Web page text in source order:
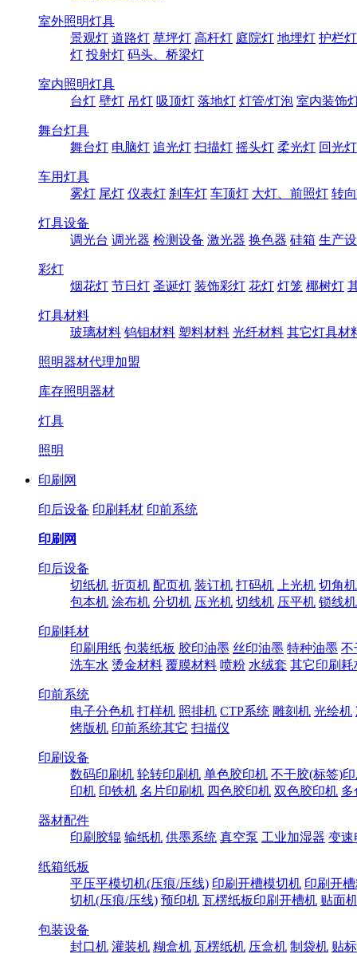
室外照明灯具
景观灯 道路灯 草坪灯 高杆灯 庭院灯 地埋灯 护栏灯
灯 投射灯 码头、桥梁灯
室内照明灯具
台灯 壁灯 吊灯 吸顶灯 落地灯 灯管/灯泡 室内装饰
舞台灯具
舞台灯 电脑灯 追光灯 扫描灯 摇头灯 柔光灯 回光灯
车用灯具
雾灯 尾灯 仪表灯 刹车灯 车顶灯 大灯、前照灯 转
灯具设备
调光台 调光器 检测设备 激光器 换色器 硅箱 生产
彩灯
烟花灯 节日灯 圣诞灯 装饰彩灯 花灯 灯笼 椰树灯
灯具材料
玻璃材料 钨钼材料 塑料材料 光纤材料 其它灯具材
照明器材代理加盟
库存照明器材
灯具
照明
印刷网
印后设备 印刷耗材 印前系统
印刷网
印后设备
切纸机 折页机 配页机 装订机 打码机 上光机 切角机
包本机 涂布机 分切机 压光机 切线机 压平机 锁线机
印刷耗材
印刷用纸 包装纸板 胶印油墨 丝印油墨 特种油墨 不
洗车水 烫金材料 覆膜材料 喷粉 水绒套 其它印刷耗
印前系统
电子分色机 打样机 照排机 CTP系统 雕刻机 光绘机
烤版机 印前系统其它 扫描仪
印刷设备
数码印刷机 轮转印刷机 单色胶印机 不干胶(标签)
印机 印铁机 名片印刷机 四色胶印机 双色胶印机 多
器材配件
印刷胶辊 输纸机 供墨系统 真空泵 工业加湿器 变速
纸箱纸板
平压平模切机(压痕/压线) 印刷开槽模切机 印刷开
切机(压痕/压线) 预印机 瓦楞纸板印刷开槽机 贴面
包装设备
封口机 灌装机 糊盒机 瓦楞纸机 压盒机 制袋机 贴